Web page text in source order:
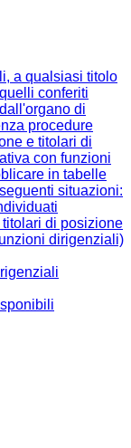
a qualsiasi titolo
conferiti
di
procedure
e titolari di
con funzioni
in tabelle
situazioni:
di posizione
dirigenziali)